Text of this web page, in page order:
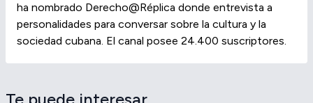
ha nombrado Derecho@Réplica donde entrevista a
personalidades para conversar sobre la cultura y la
sociedad cubana. El canal posee 24.400 suscriptores.